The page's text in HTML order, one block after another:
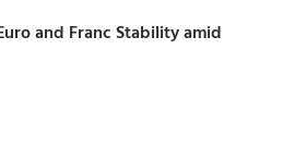
and Franc Stability amid